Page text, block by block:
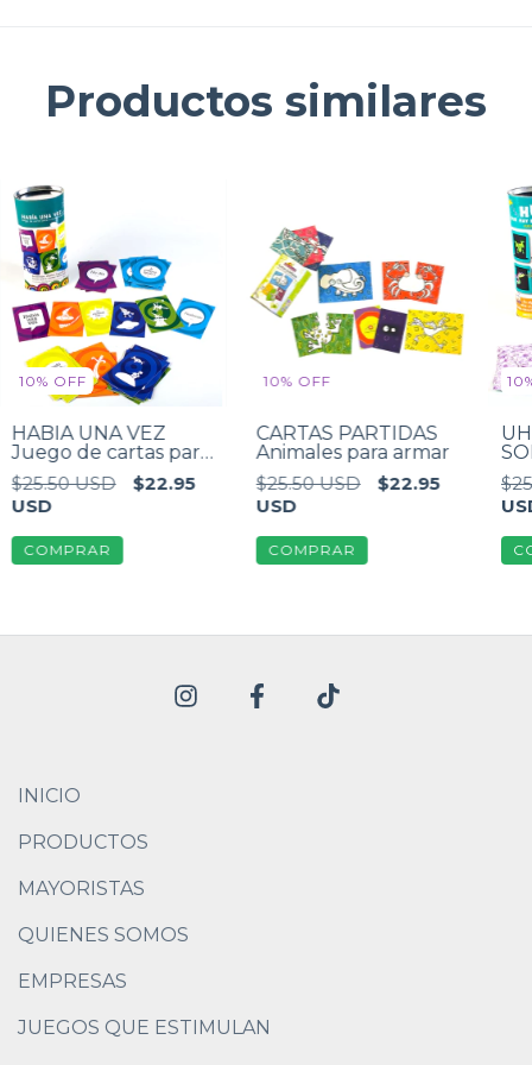
Productos similares
10% OFF
HABÍA UNA VEZ
Juego de cartas para
inventar cuentos
$25.50 USD
$22.95
USD
10% OFF
CARTAS PARTIDAS
Animales para armar
$25.50 USD
$22.95
USD
10
de
INICIO
PRODUCTOS
MAYORISTAS
QUIENES SOMOS
EMPRESAS
JUEGOS QUE ESTIMULAN